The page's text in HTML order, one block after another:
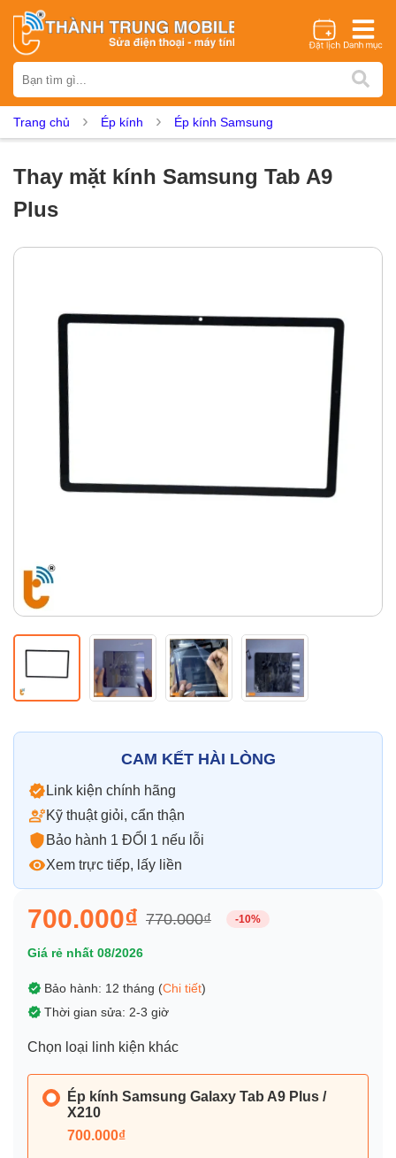
iPhone Samsung Oppo Xiaomi Realme Vivo
Vsmart Huawei Google Pixel
Dịch vụ sửa chữa
Thay loa Thay kính lưng Thay vỏ Thay chân sạc
Thay màn hình
Màn hình Oppo
Màn hình Vivo
Pin Xiaomi
Pin Realme
Trang chủ Ép kính Ép kính Samsung
Thay mặt kính Samsung Tab A9
Plus
CAM KẾT HÀI LÒNG
Link kiện chính hãng
Kỹ thuật giỏi, cẩn thận
Bảo hành 1 ĐỔI 1 nếu lỗi
Xem trực tiếp, lấy liền
700.000₫ 770.000₫ -10%
Giá rẻ nhất 08/2026
Bảo hành: 12 tháng (Chi tiết)
Thời gian sửa: 2-3 giờ
Chọn loại linh kiện khác
Ép kính Samsung Galaxy Tab A9 Plus /
X210
700.000₫